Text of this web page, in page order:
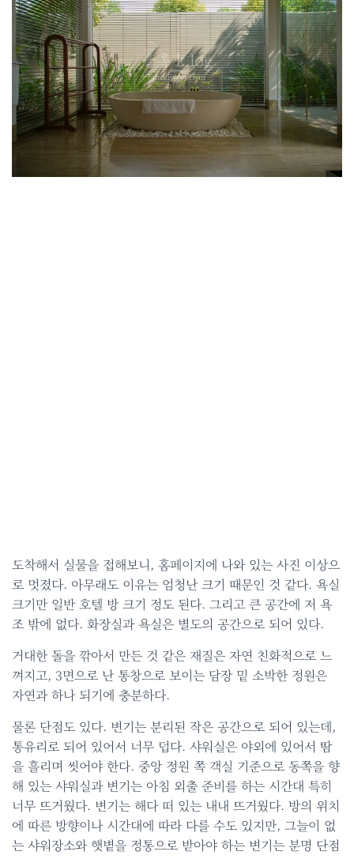
도착해서 실물을 접해보니, 홈페이지에 나와 있는 사진 이상으
로 멋졌다. 아무래도 이유는 엄청난 크기 때문인 것 같다. 욕실
크기만 일반 호텔 방 크기 정도 된다. 그리고 큰 공간에 저 욕
조 밖에 없다. 화장실과 욕실은 별도의 공간으로 되어 있다.
거대한 돌을 깎아서 만든 것 같은 재질은 자연 친화적으로 느
껴지고, 3면으로 난 통창으로 보이는 담장 밑 소박한 정원은
자연과 하나 되기에 충분하다.
물론 단점도 있다. 변기는 분리된 작은 공간으로 되어 있는데,
통유리로 되어 있어서 너무 덥다. 샤워실은 야외에 있어서 땀
을 흘리며 씻어야 한다. 중앙 정원 쪽 객실 기준으로 동쪽을 향
해 있는 샤워실과 변기는 아침 외출 준비를 하는 시간대 특히
너무 뜨거웠다. 변기는 해다 떠 있는 내내 뜨거웠다. 방의 위치
에 따른 방향이나 시간대에 따라 다를 수도 있지만, 그늘이 없
는 샤워장소와 햇볕을 정통으로 받아야 하는 변기는 분명 단점